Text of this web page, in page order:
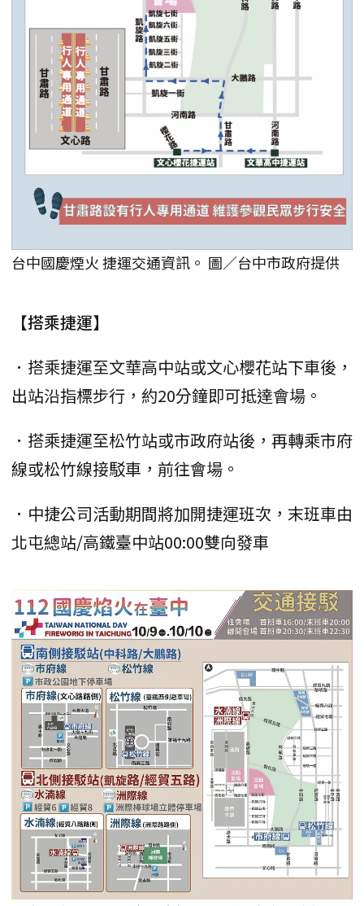
台中國慶煙火 捷運交通資訊。 圖／台中市政府提供
【搭乘捷運】
．搭乘捷運至文華高中站或文心櫻花站下車後，
出站沿指標步行，約20分鐘即可抵達會場。
．搭乘捷運至松竹站或市政府站後，再轉乘市府
線或松竹線接駁車，前往會場。
．中捷公司活動期間將加開捷運班次，末班車由
北屯總站/高鐵臺中站00:00雙向發車